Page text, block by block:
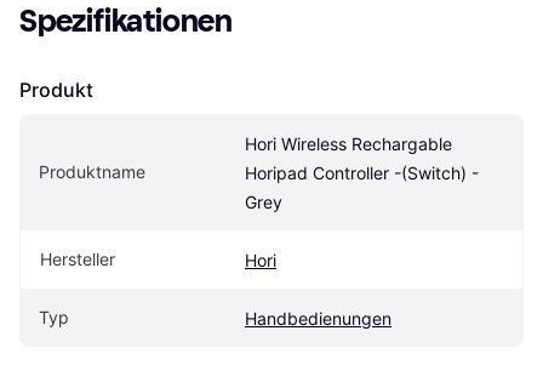
Spezifikationen
Produkt
Produktname
Hori Wireless Rechargable
Horipad Controller -(Switch) -
Grey
Hersteller Hori
Typ Handbedienungen